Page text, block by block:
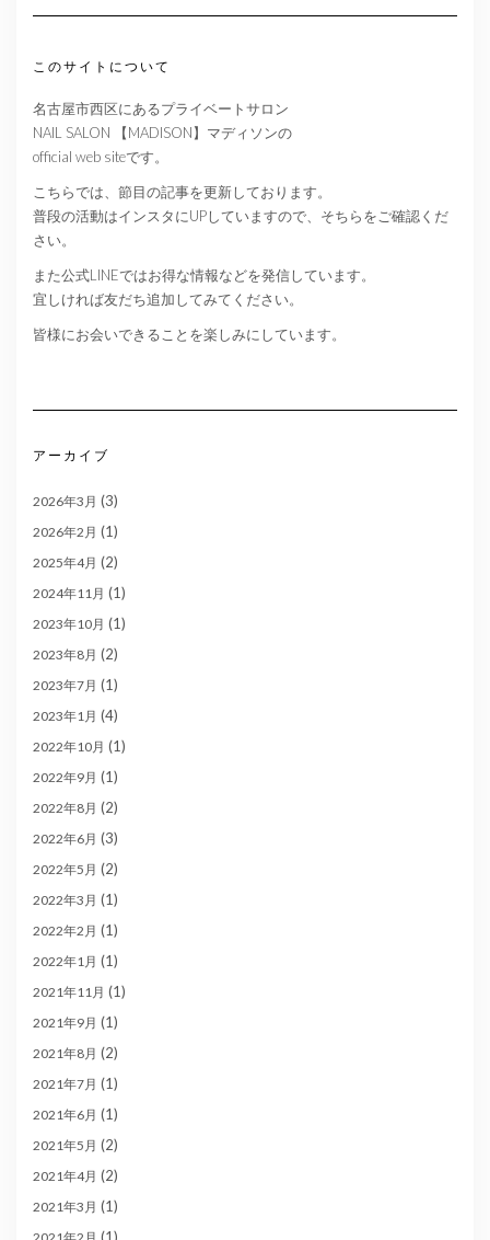
このサイトについて
名古屋市西区にあるプライベートサロン
NAIL SALON 【MADISON】マディソンの
official web siteです。
こちらでは、節目の記事を更新しております。
普段の活動はインスタにUPしていますので、そちらをご確認くだ
さい。
また公式LINEではお得な情報などを発信しています。
宜しければ友だち追加してみてください。
皆様にお会いできることを楽しみにしています。
アーカイブ
2026年3月 (3)
2026年2月 (1)
2025年4月 (2)
2024年11月 (1)
2023年10月 (1)
2023年8月 (2)
2023年7月 (1)
2023年1月 (4)
2022年10月 (1)
2022年9月 (1)
2022年8月 (2)
2022年6月 (3)
2022年5月 (2)
2022年3月 (1)
2022年2月 (1)
2022年1月 (1)
2021年11月 (1)
2021年9月 (1)
2021年8月 (2)
2021年7月 (1)
2021年6月 (1)
2021年5月 (2)
2021年4月 (2)
2021年3月 (1)